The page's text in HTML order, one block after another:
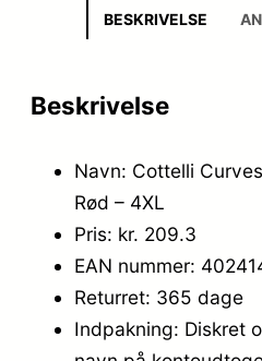
BESKRIVELSE
Beskrivelse
Navn: Cottelli
Rød – 4XL
Pris: kr. 209.3
EAN nummer:
Returret: 365 dage
Indpakning: Diskret